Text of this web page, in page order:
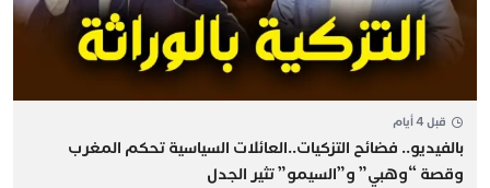
قبل 4 أيام
بالفيديو.. فضائح التزكيات..العائلات السياسية تحكم المغرب
وقصة “وهبي” و”السيمو” تثير الجدل